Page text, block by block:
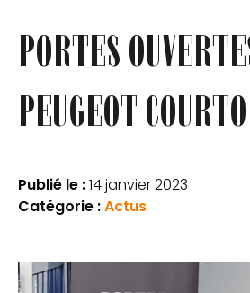
PORTES
PEUGEOT
Publié le :14 janvier 2023
Catégorie :Actus